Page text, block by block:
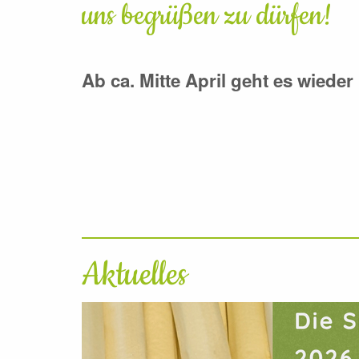
uns begrüßen zu dürfen!
Ab ca. Mitte April geht es
Aktuelles